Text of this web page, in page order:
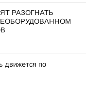
РАЗОГНАТЬ
движется по